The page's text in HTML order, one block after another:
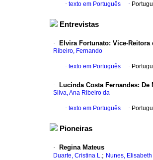
· texto em Português ·
Entrevistas
· Elvira Fortunato: Vice-Reitora
Ribeiro, Fernando
· texto em Português ·
· Lucinda Costa Fernandes: De
Silva, Ana Ribeiro da
· texto em Português ·
Pioneiras
· Regina Mateus
Duarte, Cristina L.; Nunes,